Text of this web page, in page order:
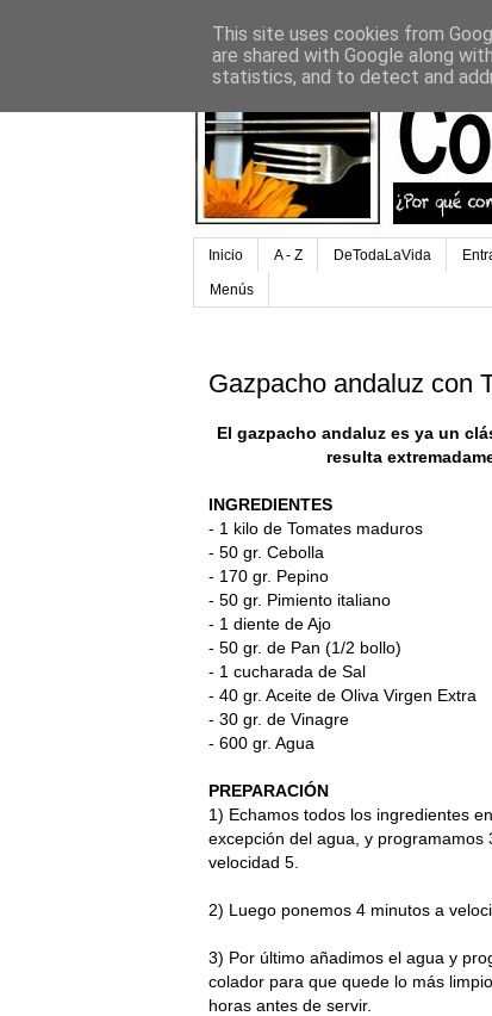
Inicio A - Z DeTodaLaVida
Menús
Gazpacho andaluz con
El gazpacho andaluz es ya un
resulta
INGREDIENTES
- 1 kilo de Tomates maduros
- 50 gr. Cebolla
- 170 gr. Pepino
- 50 gr. Pimiento italiano
- 1 diente de Ajo
- 50 gr. de Pan (1/2 bollo)
- 1 cucharada de Sal
- 40 gr. Aceite de Oliva Virgen Extra
- 30 gr. de Vinagre
- 600 gr. Agua
PREPARACIÓN
1) Echamos todos los ingredientes
excepción del agua, y programamos
velocidad 5.
2) Luego ponemos 4 minutos a
3) Por último añadimos el agua y
colador para que quede lo más
horas antes de servir.
This site uses cookies from
are shared with Google along
statistics, and to detect and